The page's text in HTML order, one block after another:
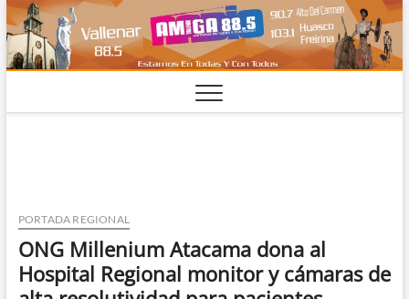
Saltar
al
contenido
PORTADA REGIONAL
ONG Millenium Atacama dona al
Hospital Regional monitor y cámaras de